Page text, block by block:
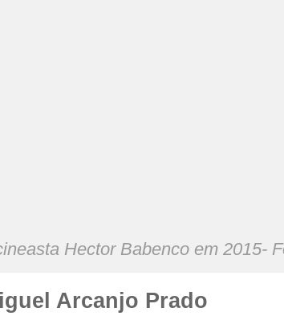
Hector Babenco em 2015-
Arcanjo Prado